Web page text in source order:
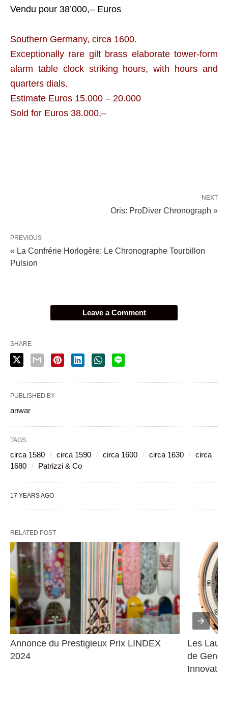
Vendu pour 38’000,– Euros
Southern Germany, circa 1600.
Exceptionally rare gilt brass elaborate tower-form
alarm table clock striking hours, with hours and
quarters dials.
Estimate Euros 15.000 – 20.000
Sold for Euros 38.000,–
NEXT
Oris: ProDiver Chronograph »
PREVIOUS
« La Confrérie Horlogère: Le Chronographe Tourbillon
Pulsion
Leave a Comment
SHARE
PUBLISHED BY
anwar
TAGS:
circa 1580 circa 1590 circa 1600 circa 1630
circa
1680
Patrizzi & Co
17 YEARS AGO
RELATED POST
Annonce du Prestigieux Prix LINDEX
2024
Les
de